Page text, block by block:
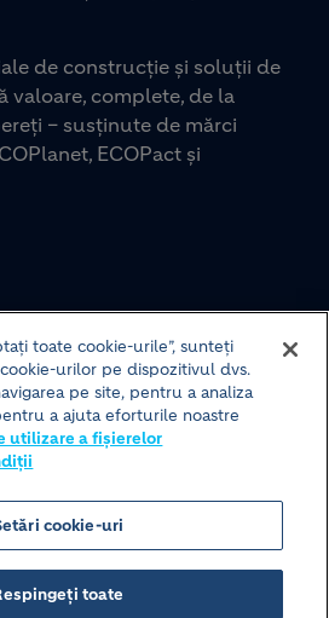
de construcție și soluții de
valoare, complete, de la
– susținute de mărci
ECOPact și
și condiții
toate cookie-urile”, sunteți
urilor pe dispozitivul dvs.
pe site, pentru a analiza
a ajuta eforturile noastre
utilizare a fișierelor
cookie-uri
toate